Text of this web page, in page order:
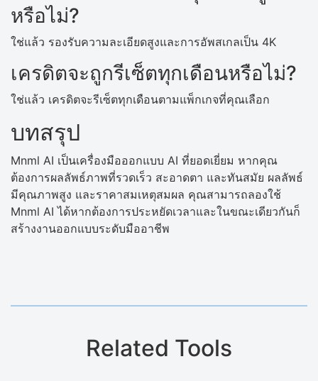
หรือไม่?
ใช่แล้ว รองรับความละเอียดสูงและการอัพสเกลเป็น 4K
เครดิตจะถูกรีเซ็ตทุกเดือนหรือไม่?
ใช่แล้ว เครดิตจะรีเซ็ตทุกเดือนตามแพ็กเกจที่คุณเลือก
บทสรุป
Mnml AI เป็นเครื่องมือออกแบบ AI ที่ยอดเยี่ยม หากคุณ
ต้องการผลลัพธ์ภาพที่รวดเร็ว สะอาดตา และทันสมัย ​​ผลลัพธ์
มีคุณภาพสูง และราคาสมเหตุสมผล คุณสามารถลองใช้
Mnml AI ได้หากต้องการประหยัดเวลาและในขณะเดียวกันก็
สร้างงานออกแบบระดับมืออาชีพ
Related Tools